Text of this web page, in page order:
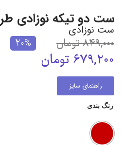
ست دو تیکه نوزادی طرح
ست نوزادی
849,000 تومان
679,200 تومان
20%
راهنمای سایز
رنگ بندی